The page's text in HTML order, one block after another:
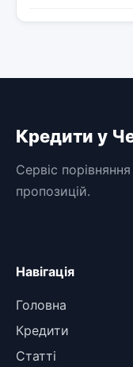
Кредити у
Сервіс
пропозицій.
Навігація
Головна
Кредити
Статті